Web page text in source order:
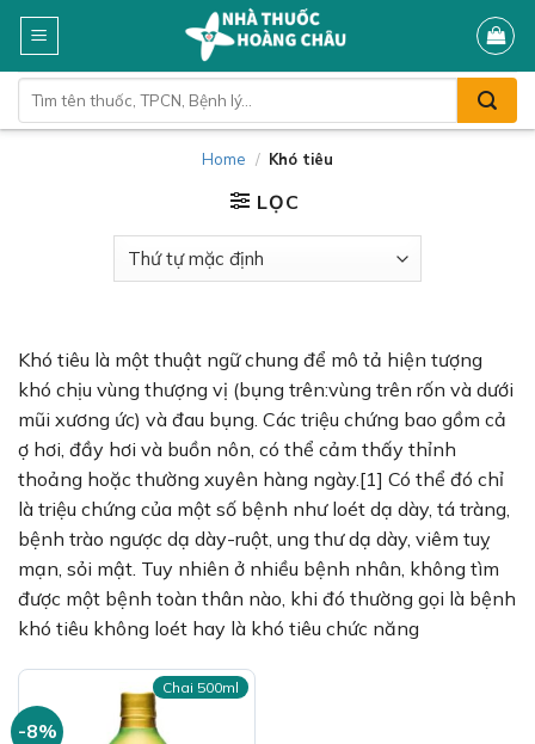
Skip
content
kiếm:
Home / Khó tiêu
LỌC
Khó tiêu là một thuật ngữ chung để mô tả hiện tượng
khó chịu vùng thượng vị (bụng trên:vùng trên rốn và dưới
mũi xương ức) và đau bụng. Các triệu chứng bao gồm cả
ợ hơi, đầy hơi và buồn nôn, có thể cảm thấy thỉnh
thoảng hoặc thường xuyên hàng ngày.[1] Có thể đó chỉ
là triệu chứng của một số bệnh như loét dạ dày, tá tràng,
bệnh trào ngược dạ dày-ruột, ung thư dạ dày, viêm tuỵ
mạn, sỏi mật. Tuy nhiên ở nhiều bệnh nhân, không tìm
được một bệnh toàn thân nào, khi đó thường gọi là bệnh
khó tiêu không loét hay là khó tiêu chức năng
-8%
Chai 500ml